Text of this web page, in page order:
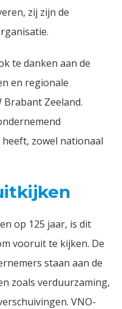
zij zijn de
te danken aan de
en regionale
Brabant Zeeland.
zowel nationaal
op 125 jaar, is dit
vooruit te kijken. De
staan aan de
zoals verduurzaming,
VNO-